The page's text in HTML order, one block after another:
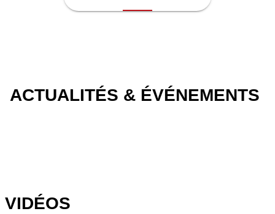
ACTUALITÉS & ÉVÉNEMENTS
VIDÉOS